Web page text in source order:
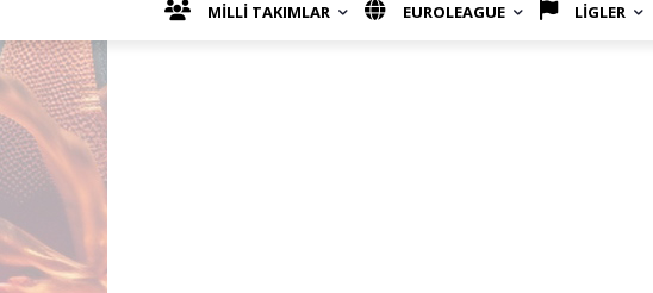
MİLLİ TAKIMLAR EUROLEAGUE LİGLER